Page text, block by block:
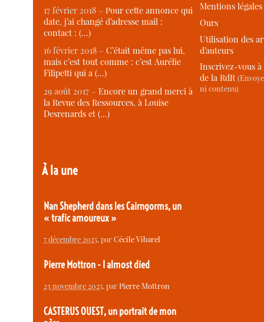
17 février 2018 –Pour cette annonce qui
date, j’ai changé d’adresse mail :
contact : (…)
16 février 2018 –C’était même pas lui,
mais c’est tout comme : c’est Aurélie
Filipetti qui a (…)
29 août 2017 –Encore un grand merci à
la Revue des Ressources, à Louise
Desrenards et (…)
À la une
Nan Shepherd dans les Cairngorms, un
« trafic amoureux »
7 décembre 2025, parCécile Vibarel
Pierre Mottron - I almost died
23 novembre 2025, parPierre Mottron
CASTERUS OUEST, un portrait de mon
Mentions légales
Ours
Utilisation des
d’auteurs
Inscrivez-vous
de la RdR
ni contenu)